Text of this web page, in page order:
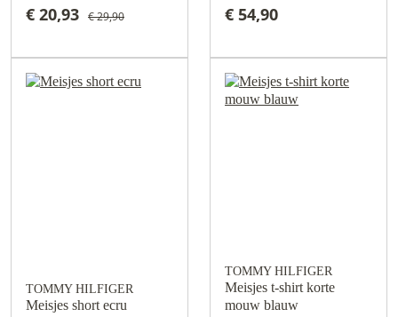
€ 20,93 € 29,90 € 54,90
TOMMY HILFIGER
Meisjes short ecru
TOMMY HILFIGER
Meisjes t-shirt korte
mouw blauw